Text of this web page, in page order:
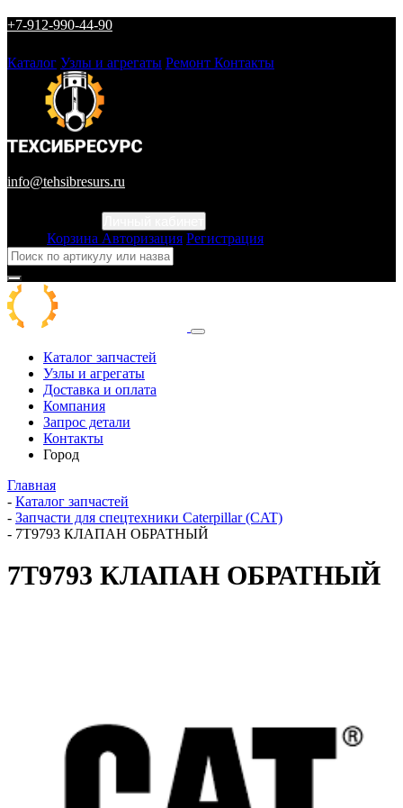
+7-912-990-44-90
Каталог Узлы и агрегаты Ремонт Контакты
info@tehsibresurs.ru
Корзина Авторизация Регистрация
Каталог запчастей
Узлы и агрегаты
Доставка и оплата
Компания
Запрос детали
Контакты
Город
Главная
- Каталог запчастей
- Запчасти для спецтехники Caterpillar (CAT)
- 7T9793 КЛАПАН ОБРАТНЫЙ
7T9793 КЛАПАН ОБРАТНЫЙ